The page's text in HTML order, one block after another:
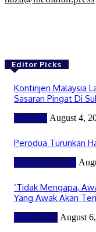
Editor Picks
Kontinjen Malaysia
Sasaran Pingat Di
SUKAN August 4,
Perodua Turunkan
PERNIAGAAN
‘Tidak Mengapa,
Yang Awak Akan
HIBURAN August